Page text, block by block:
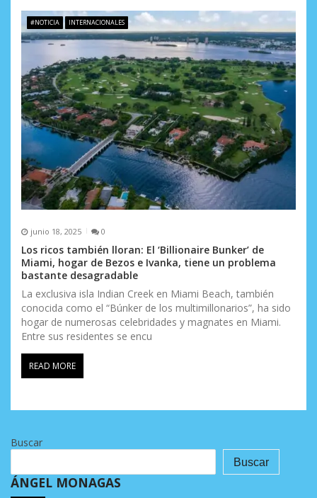
#NOTICIA INTERNACIONALES
junio 18, 2025 0
Los ricos también lloran: El ‘Billionaire Bunker’ de
Miami, hogar de Bezos e Ivanka, tiene un problema
bastante desagradable
La exclusiva isla Indian Creek en Miami Beach, también
conocida como el “Búnker de los multimillonarios”, ha sido
hogar de numerosas celebridades y magnates en Miami.
Entre sus residentes se encu
READ MORE
Buscar
Buscar
ÁNGEL MONAGAS